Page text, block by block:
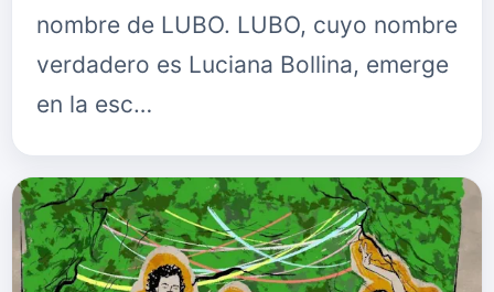
nombre de LUBO. LUBO, cuyo nombre
verdadero es Luciana Bollina, emerge
en la esc…